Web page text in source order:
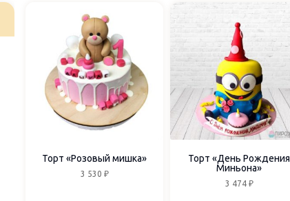
Торт «Розовый мишка»
3 530 ₽
Торт «День Рождения
Миньона»
3 474 ₽